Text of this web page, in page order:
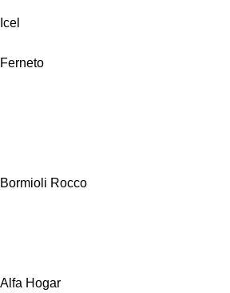
Icel
Ferneto
Bormioli Rocco
Alfa Hogar